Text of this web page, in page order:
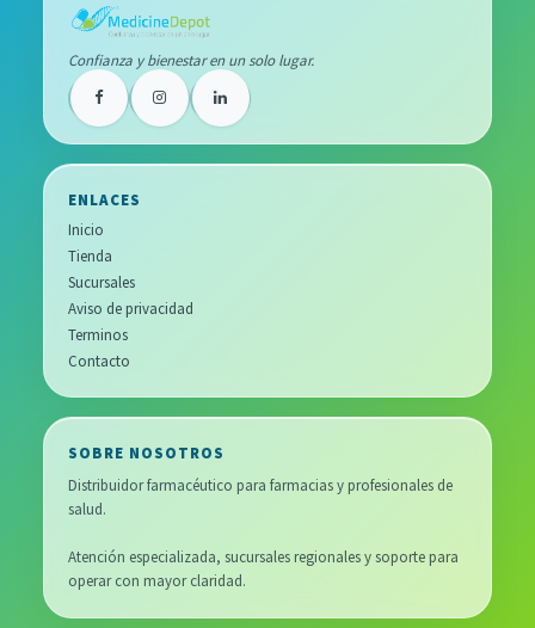
Confianza y bienestar en un solo lugar.
ENLACES
Inicio
Tienda
Sucursales
Aviso de privacidad
Terminos
Contacto
SOBRE NOSOTROS
Distribuidor farmacéutico para farmacias y profesionales de
salud.
Atención especializada, sucursales regionales y soporte para
operar con mayor claridad.